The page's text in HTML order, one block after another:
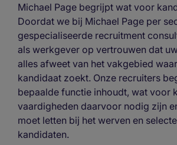
Michael Page begrijpt wat voor
Doordat we bij Michael Page per
gespecialiseerde recruitment
als werkgever op vertrouwen dat
alles afweet van het vakgebied
kandidaat zoekt. Onze recruiters
bepaalde functie inhoudt, wat voor
vaardigheden daarvoor nodig zijn
moet letten bij het werven en
kandidaten.